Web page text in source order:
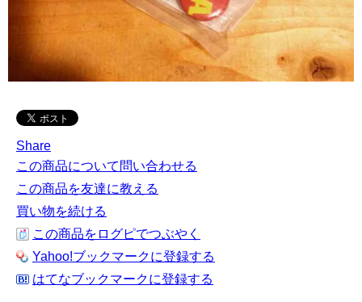
Share
この商品について問い合わせる
この商品を友達に教える
買い物を続ける
この商品をログピでつぶやく
Yahoo!ブックマークに登録する
はてなブックマークに登録する